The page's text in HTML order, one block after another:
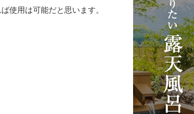
使用は可能だと思います。